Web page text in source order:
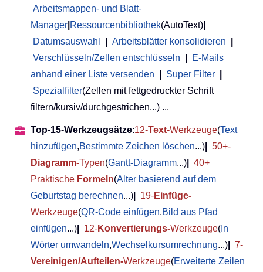
Arbeitsmappen- und Blatt-
Manager Ressourcenbibliothek(AutoText)
Datumsauswahl
Arbeitsblätter konsolidieren
Verschlüsseln/Zellen entschlüsseln
E-Mails
anhand einer Liste versenden
Super Filter
Spezialfilter(Zellen mit fettgedruckter Schrift
filtern/kursiv/durchgestrichen...) ...
Top-15-Werkzeugsätze:12-Text-Werkzeuge(Text
hinzufügen,Bestimmte Zeichen löschen...)
50+-
Diagramm-Typen(Gantt-Diagramm...)
40+
Praktische Formeln(Alter basierend auf dem
Geburtstag berechnen...) 19-Einfüge-
Werkzeuge(QR-Code einfügen,Bild aus Pfad
einfügen...) 12-Konvertierungs-Werkzeuge( In
Wörter umwandeln,Wechselkursumrechnung...)
7-
Vereinigen/Aufteilen-Werkzeuge(Erweiterte Zeilen